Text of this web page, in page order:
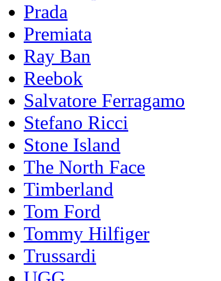
Prada
Premiata
Ray Ban
Reebok
Salvatore Ferragamo
Stefano Ricci
Stоnе Islаnd
The North Face
Timberland
Tom Ford
Tommy Hilfiger
Trussardi